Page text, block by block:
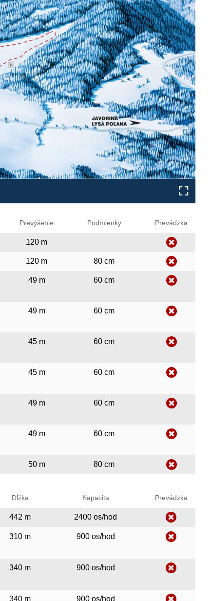
Prevýšenie Podmienky Prevádzka
120 m
120 m 80 cm
49 m 60 cm
49 m 60 cm
45 m 60 cm
45 m 60 cm
49 m 60 cm
49 m 60 cm
50 m 80 cm
Dĺžka Kapacita Prevádzka
442 m 2400 os/hod
310 m 900 os/hod
340 m 900 os/hod
340 m 900 os/hod